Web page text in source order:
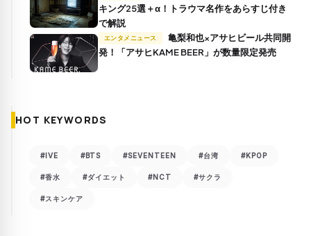
キング25選＋α！トラウマ名作をあらすじ付き
で解説
エンタメニュース
発！「アサヒKAME BEER」が数量限定発売
HOT KEYWORDS
#IVE #BTS #SEVENTEEN #台湾 #KPOP
#香水 #ダイエット #NCT #サクラ
#スキンケア